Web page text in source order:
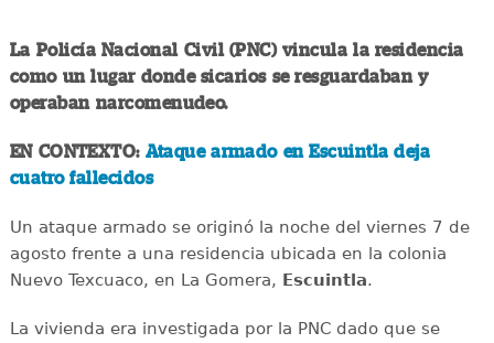
La Policía Nacional Civil (PNC) vincula la residencia
como un lugar donde sicarios se resguardaban y
operaban narcomenudeo.
EN CONTEXTO: Ataque armado en Escuintla deja
cuatro fallecidos
Un ataque armado se originó la noche del viernes 7 de
agosto frente a una residencia ubicada en la colonia
Nuevo Texcuaco, en La Gomera, Escuintla.
La vivienda era investigada por la PNC dado que se